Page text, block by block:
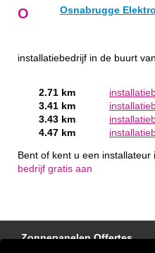
O Osnabrugge
installatiebedrijf in de buurt
2.71 km
3.41 km
3.43 km
4.47 km
Bent of kent u een installateur
bedrijf gratis aan
Zonnepanelen Offertes